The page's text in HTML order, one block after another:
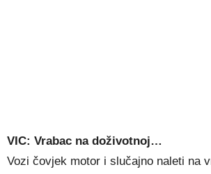
VIC: Vrabac na doživotnoj…
Vozi čovjek motor i slučajno naleti na